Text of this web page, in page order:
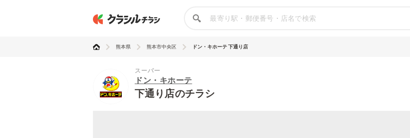
熊本県 熊本市中央区 ドン・キホーテ 下通り店
スーパー
ドン・キホーテ
下通り店のチラシ